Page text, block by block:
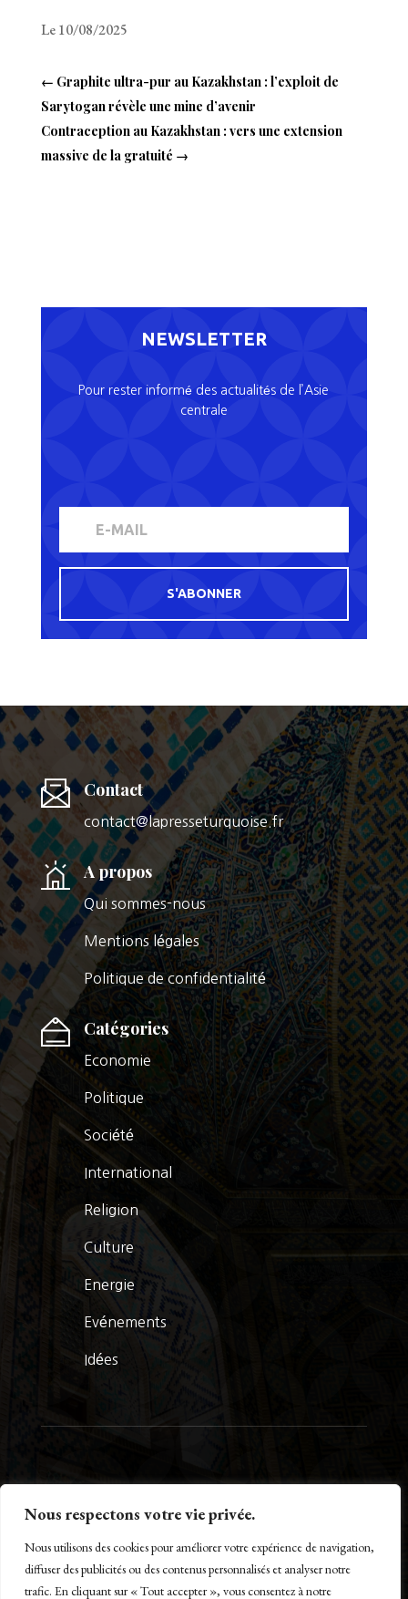
Nous respectons votre vie privée.
Nous utilisons des cookies pour améliorer votre expérience de navigation,
diffuser des publicités ou des contenus personnalisés et analyser notre
trafic. En cliquant sur « Tout accepter », vous consentez à notre
Le 10/08/2025
← Graphite ultra-pur au Kazakhstan : l’exploit de
Sarytogan révèle une mine d’avenir
Contraception au Kazakhstan : vers une extension
massive de la gratuité →
NEWSLETTER
Pour rester informé des actualités de l’Asie
centrale
S'ABONNER
Contact
contact@lapresseturquoise.fr
A propos
Qui sommes-nous
Mentions légales
Politique de confidentialité
Catégories
Economie
Politique
Société
International
Religion
Culture
Energie
Evénements
Idées